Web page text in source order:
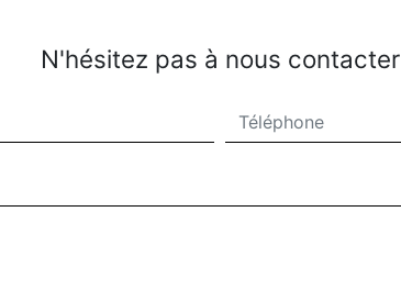
N'hésitez pas à nous contacter